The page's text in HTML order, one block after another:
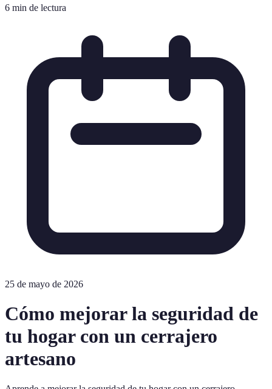
6 min de lectura
25 de mayo de 2026
Cómo mejorar la seguridad de
tu hogar con un cerrajero
artesano